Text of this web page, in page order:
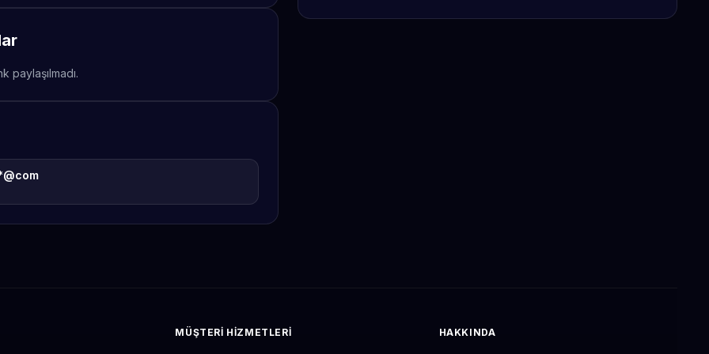
paylaşılmadı.
MÜŞTERI HIZMETLERI HAKKINDA